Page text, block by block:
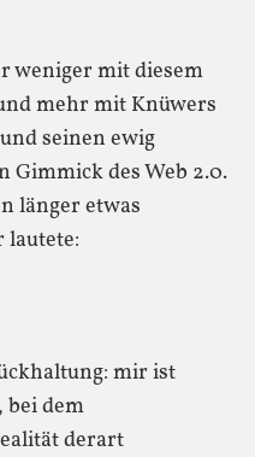
weniger mit diesem
mehr mit Knüwers
seinen ewig
Gimmick des Web 2.0.
länger etwas
lautete:
mir ist
bei dem
derart